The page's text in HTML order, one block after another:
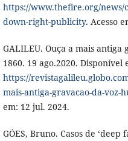
https://www.thefire.org/news/
down-right-publicity. Acesso
GALILEU. Ouça a mais
1860. 19 ago.2020. Disponível
https://
mais-antiga-gravacao-da-voz-
em: 12 jul. 2024.
GÓES, Bruno. Casos de